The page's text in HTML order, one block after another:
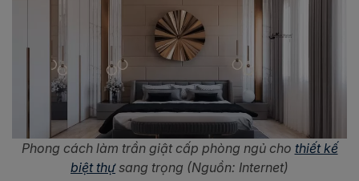
Phong cách làm trần giật cấp phòng ngủ cho thiết kế
biệt thựsang trọng (Nguồn: Internet)